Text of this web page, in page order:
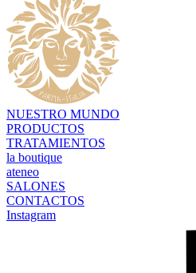
NUESTRO MUNDO
PRODUCTOS
TRATAMIENTOS
la boutique
ateneo
SALONES
CONTACTOS
Instagram